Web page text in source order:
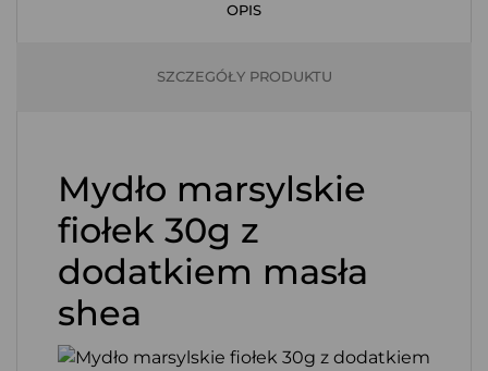
OPIS
SZCZEGÓŁY PRODUKTU
Mydło marsylskie
fiołek 30g z
dodatkiem masła
shea